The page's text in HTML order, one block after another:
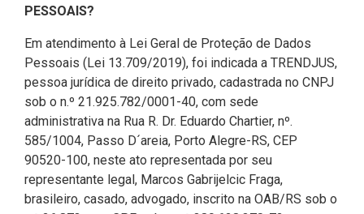
PESSOAIS?
Em atendimento à Lei Geral de Proteção de Dados
Pessoais (Lei 13.709/2019), foi indicada a TRENDJUS,
pessoa jurídica de direito privado, cadastrada no CNPJ
sob o n.º 21.925.782/0001-40, com sede
administrativa na Rua R. Dr. Eduardo Chartier, nº.
585/1004, Passo D´areia, Porto Alegre-RS, CEP
90520-100, neste ato representada por seu
representante legal, Marcos Gabrijelcic Fraga,
brasileiro, casado, advogado, inscrito na OAB/RS sob o